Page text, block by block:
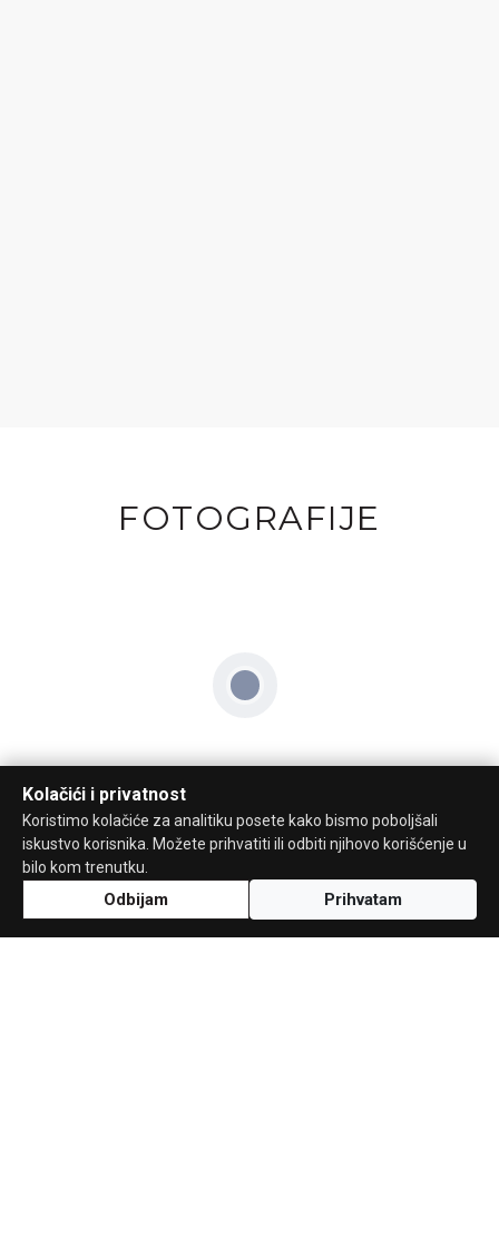
FOTOGRAFIJE
Kolačići i privatnost
Koristimo kolačiće za analitiku posete kako bismo poboljšali
iskustvo korisnika. Možete prihvatiti ili odbiti njihovo korišćenje u
bilo kom trenutku.
Odbijam Prihvatam